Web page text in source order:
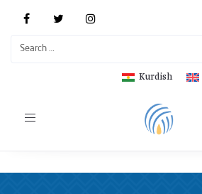
Kurdish
Toggle